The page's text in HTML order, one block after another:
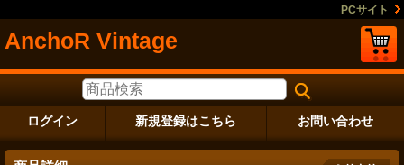
PCサイト
AnchoR Vintage
ログイン 新規登録はこちら お問い合わせ